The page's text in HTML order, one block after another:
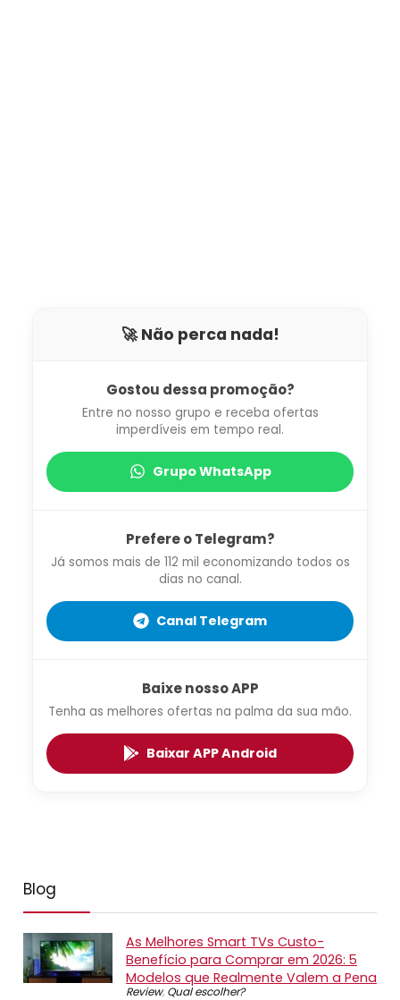
🚀 Não perca nada!
Gostou dessa promoção?
Entre no nosso grupo e receba ofertas
imperdíveis em tempo real.
Grupo WhatsApp
Prefere o Telegram?
Já somos mais de 112 mil economizando todos os
dias no canal.
Canal Telegram
Baixe nosso APP
Tenha as melhores ofertas na palma da sua mão.
Baixar APP Android
Blog
As Melhores Smart TVs Custo-
Benefício para Comprar em 2026: 5
Modelos que Realmente Valem a Pena
Review, Qual escolher?